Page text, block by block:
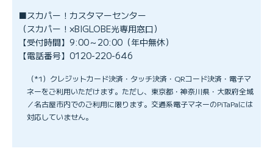
■スカパー！カスタマーセンター
（スカパー！×BIGLOBE光専用窓口）
【受付時間】9:00～20:00（年中無休）
【電話番号】0120-220-646
（*1）クレジットカード決済・タッチ決済・QRコード決済・電子マ
ネーをご利用いただけます。ただし、東京都・神奈川県・大阪府全域
／名古屋市内でのご利用に限ります。交通系電子マネーのPiTaPaには
対応していません。